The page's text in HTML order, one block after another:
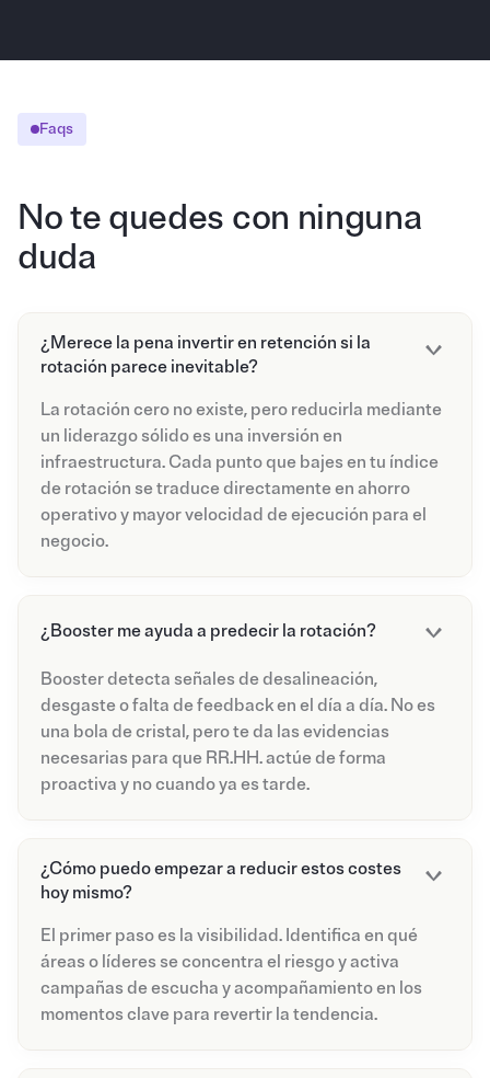
corporativa
Faqs
No te quedes con ninguna
duda
¿Merece la pena invertir en retención si la
rotación parece inevitable?
La rotación cero no existe, pero reducirla mediante
un liderazgo sólido es una inversión en
infraestructura. Cada punto que bajes en tu índice
de rotación se traduce directamente en ahorro
operativo y mayor velocidad de ejecución para el
negocio.
¿Booster me ayuda a predecir la rotación?
Booster detecta señales de desalineación,
desgaste o falta de feedback en el día a día. No es
una bola de cristal, pero te da las evidencias
necesarias para que RR.HH. actúe de forma
proactiva y no cuando ya es tarde.
¿Cómo puedo empezar a reducir estos costes
hoy mismo?
El primer paso es la visibilidad. Identifica en qué
áreas o líderes se concentra el riesgo y activa
campañas de escucha y acompañamiento en los
momentos clave para revertir la tendencia.